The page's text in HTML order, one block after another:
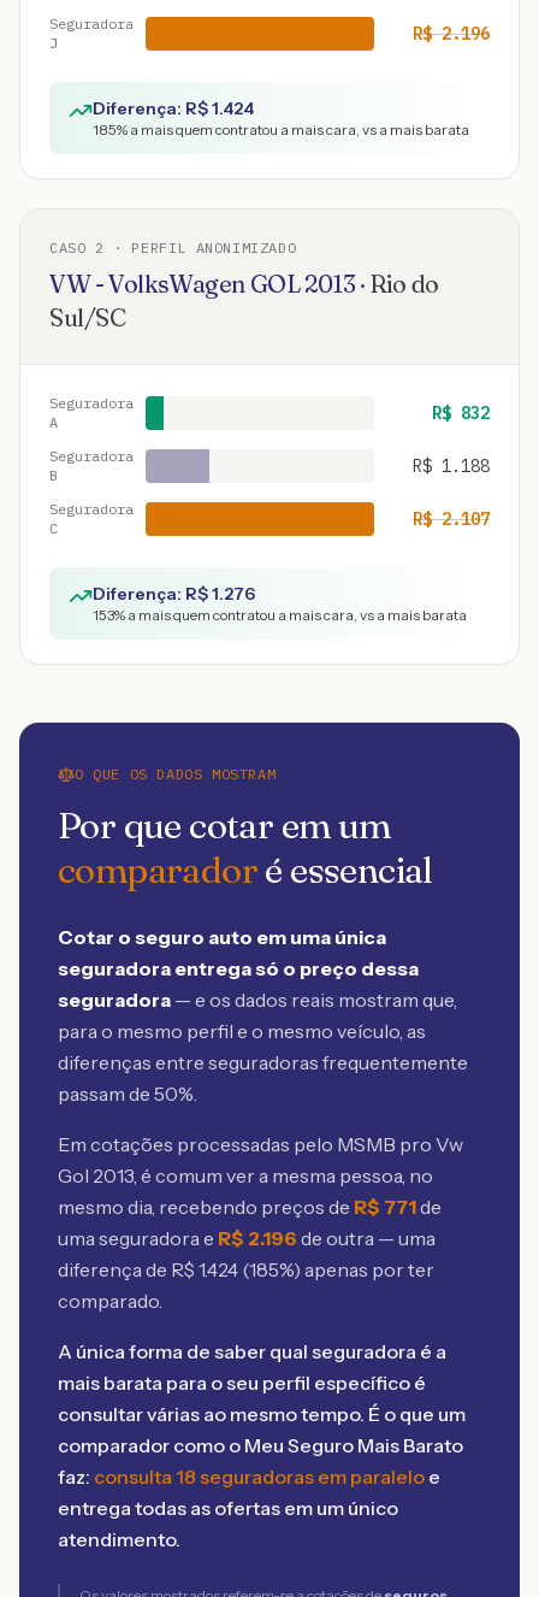
Seguradora
J
R$2.196
Diferença: R$1.424
185% a mais quem contratou a mais cara, vs a mais barata
CASO 2 · PERFIL ANONIMIZADO
VW - VolksWagen GOL2013· Rio do
Sul/SC
Seguradora
A
R$ 832
Seguradora
B
R$ 1.188
Seguradora
C
R$2.107
Diferença: R$1.276
153% a mais quem contratou a mais cara, vs a mais barata
O QUE OS DADOS MOSTRAM
Por que cotar em um
comparadoré essencial
Cotar o seguro auto em uma única
seguradora entrega só o preço dessa
seguradora — e os dados reais mostram que,
para o mesmo perfil e o mesmo veículo, as
diferenças entre seguradoras frequentemente
passam de 50%.
Em cotações processadas pelo MSMB pro Vw
Gol 2013, é comum ver a mesma pessoa, no
mesmo dia, recebendo preços de R$ 771de
uma seguradora e R$ 2.196 de outra — uma
diferença de R$ 1.424 (185%) apenas por ter
comparado.
A única forma de saber qual seguradora é a
mais barata para o seu perfil específico é
consultar várias ao mesmo tempo. É o que um
comparador como o Meu Seguro Mais Barato
faz: consulta 18 seguradoras em paralelo e
entrega todas as ofertas em um único
atendimento.